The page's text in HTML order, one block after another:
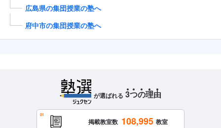
広島県の集団授業の塾へ
府中市の集団授業の塾へ
が選ばれる 3つの理由
掲載教室数 108,995 教室